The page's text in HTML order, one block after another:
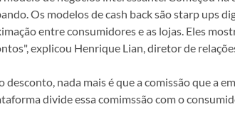
Os modelos de cash back são starp ups
entre consumidores e as lojas. Eles
explicou Henrique Lian, diretor de
desconto, nada mais é que a comissão que a
divide essa comimssão com o